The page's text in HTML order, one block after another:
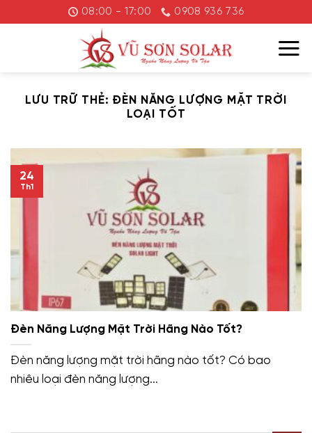
đến
08:00 - 17:00 0908 936 736
LƯU TRỮ THẺ: ĐÈN NĂNG LƯỢNG MẶT TRỜI
LOẠI TỐT
Đèn Năng Lượng Mặt Trời Hãng Nào Tốt?
Đèn năng lượng mặt trời hãng nào tốt? Có bao
nhiêu loại đèn năng lượng...
24
Th1